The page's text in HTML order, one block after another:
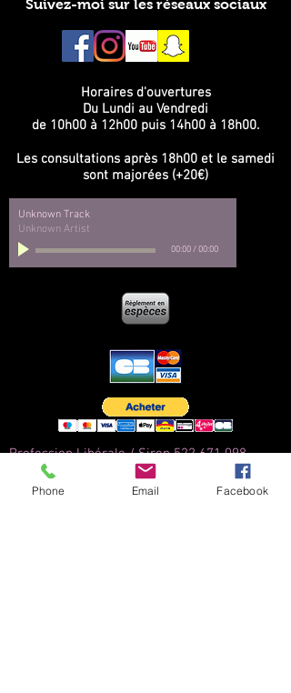
Suivez-moi sur les réseaux sociaux
Horaires d'ouvertures
Du Lundi au Vendredi
de 10h00 à 12h00 puis 14h00 à 18h00.
Les consultations après 18h00 et le samedi
sont majorées (+20€)
Unknown Track
Unknown Artist
00:00 /00:00
Profession Libérale / Siren522 671 098
harmonie.22200@gmail.com
Phone Email Facebook